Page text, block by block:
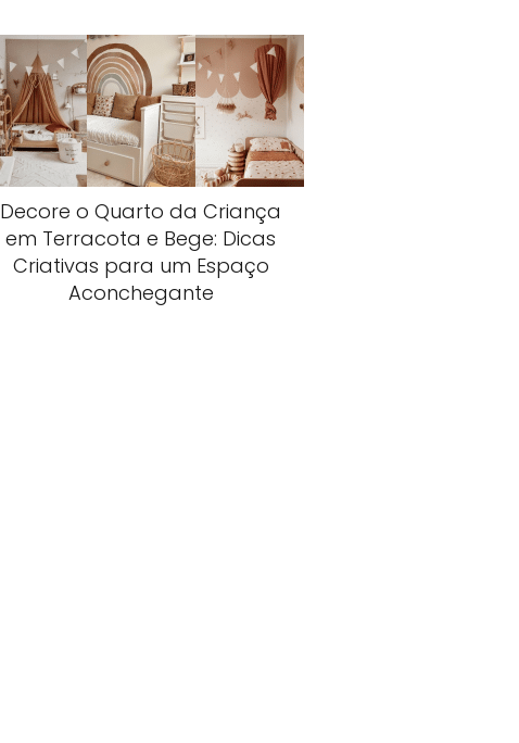
Decore o Quarto da Criança
em Terracota e Bege: Dicas
Criativas para um Espaço
Aconchegante